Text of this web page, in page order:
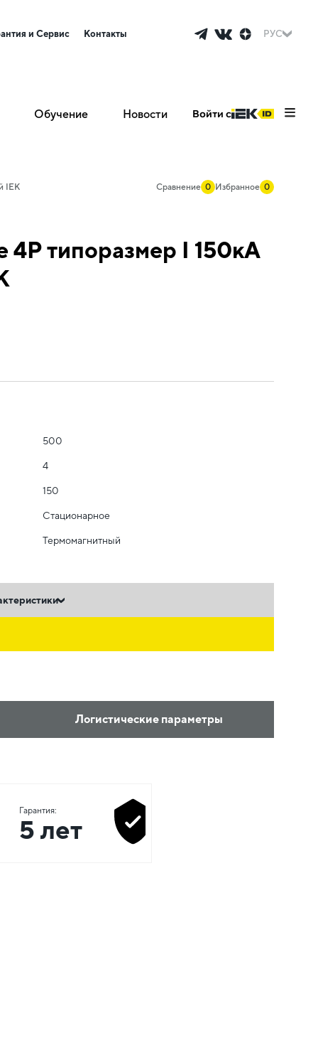
и Сервис Контакты РУС
Обучение Новости Войти с
IEK Сравнение 0 Избранное 0
4P типоразмер I 150кА
500
4
150
Стационарное
Термомагнитный
Логистические параметры
Гарантия:
5 лет